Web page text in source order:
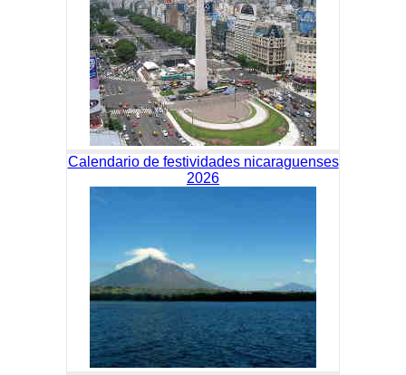
Calendario de festividades nicaraguenses
2026